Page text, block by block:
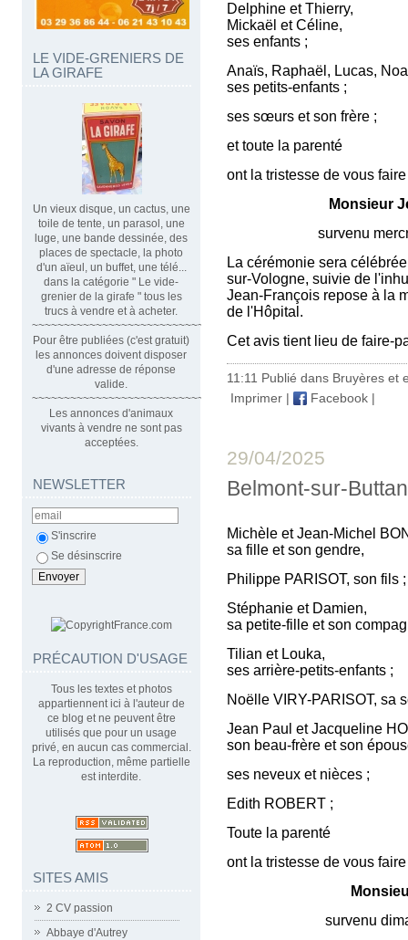
LE VIDE-GRENIERS DE
LA GIRAFE
Un vieux disque, un cactus, une
toile de tente, un parasol, une
luge, une bande dessinée, des
places de spectacle, la photo
d'un aïeul, un buffet, une télé...
dans la catégorie " Le vide-
grenier de la girafe " tous les
trucs à vendre et à acheter.
~~~~~~~~~~~~~~~~~~~~~~~~~~~~~~
Pour être publiées (c'est gratuit)
les annonces doivent disposer
d'une adresse de réponse
valide.
~~~~~~~~~~~~~~~~~~~~~~~~~~~~~~~~
Les annonces d'animaux
vivants à vendre ne sont pas
acceptées.
NEWSLETTER
S'inscrire
Se désinscrire
PRÉCAUTION D'USAGE
Tous les textes et photos
appartiennent ici à l'auteur de
ce blog et ne peuvent être
utilisés que pour un usage
privé, en aucun cas commercial.
La reproduction, même partielle
est interdite.
SITES AMIS
2 CV passion
Abbaye d'Autrey
Delphine et Thierry,
Mickaël et Céline,
ses enfants ;
Anaïs, Raphaël, Lucas,
ses petits-enfants ;
ses sœurs et son frère ;
et toute la parenté
ont la tristesse de vous
Monsieur
survenu mercredi 30
La cérémonie sera
sur-Vologne, suivie de
Jean-François repose à la
de l'Hôpital.
Cet avis tient lieu de faire-
11:11 Publié dans Bruyères et
Imprimer | Facebook |
29/04/2025
Belmont-sur-
Michèle et Jean-Michel
sa fille et son gendre,
Philippe PARISOT, son fils ;
Stéphanie et Damien,
sa petite-fille et son
Tilian et Louka,
ses arrière-petits-enfants ;
Noëlle VIRY-PARISOT, sa
Jean Paul et Jacqueline
son beau-frère et son
ses neveux et nièces ;
Edith ROBERT ;
Toute la parenté
ont la tristesse de vous
survenu dimanche